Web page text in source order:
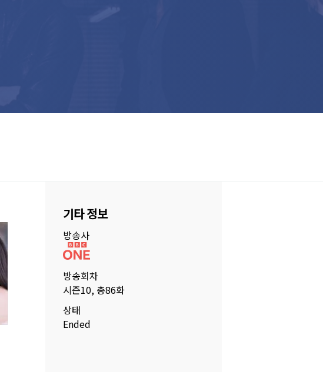
기타 정보
방송사
방송회차
시즌10, 총86화
상태
Ended